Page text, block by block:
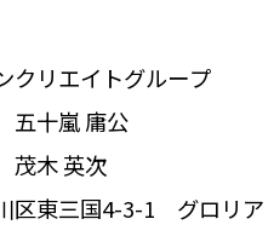
リエイトグループ
五十嵐庸公
英次
東三国4-3-1 グロリア